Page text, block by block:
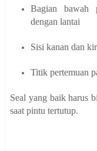
Bagian bawah
dengan lantai
Sisi kanan dan
Titik pertemuan
Seal yang baik harus
saat pintu tertutup.